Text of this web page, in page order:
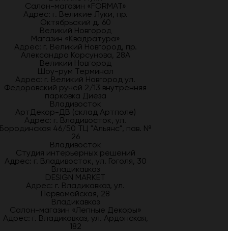
Салон-магазин «FORMAT»
Адрес: г. Великие Луки, пр.
Октябрьский д. 60
Великий Новгород
Магазин «Квадратура»
Адрес: г. Великий Новгород, пр.
Александра Корсунова, 28А
Великий Новгород
Шоу-рум Терминал
Адрес: г. Великий Новгород ул.
Федоровский ручей 2/13 внутренняя
парковка Диеза
Владивосток
АртДекор-ДВ (склад Артполе)
Адрес: г. Владивосток, ул.
46/50 ТЦ "Альянс", пав. №
26
Владивосток
Студия интерьерных решений
Адрес: г. Владивосток, ул. Гоголя, 30
Владикавказ
DESIGN MARKET
Адрес: г. Владикавказ, ул.
Первомайская, 28
Владикавказ
Салон-магазин «Лепные Декоры»
Адрес: г. Владикавказ, ул. Ардонская,
182